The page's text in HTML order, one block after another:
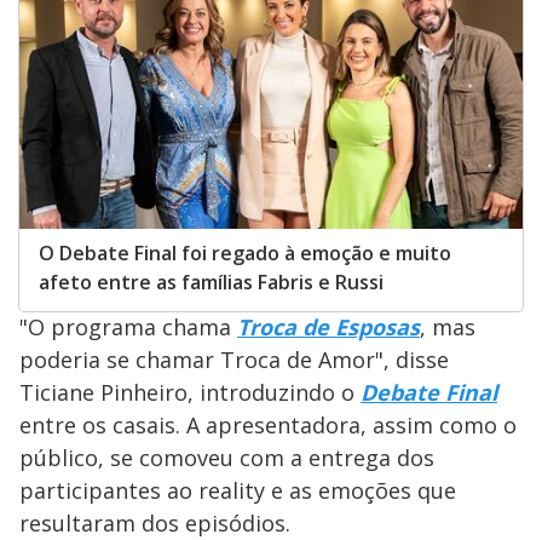
O Debate Final foi regado à emoção e muito
afeto entre as famílias Fabris e Russi
"O programa chama Troca de Esposas, mas
poderia se chamar Troca de Amor", disse
Ticiane Pinheiro, introduzindo o Debate Final
entre os casais. A apresentadora, assim como o
público, se comoveu com a entrega dos
participantes ao reality e as emoções que
resultaram dos episódios.